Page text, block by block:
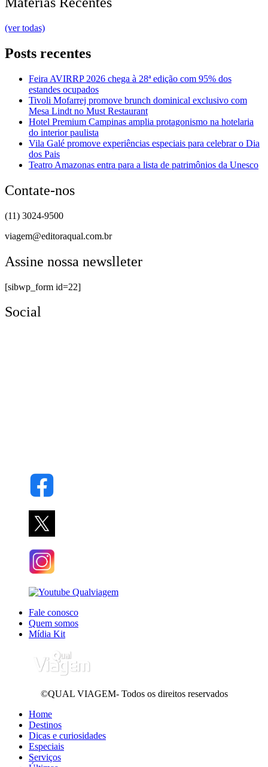
(ver todas)
Posts recentes
Feira AVIRRP 2026 chega à 28ª edição com 95% dos
estandes ocupados
Tivoli Mofarrej promove brunch dominical exclusivo com
Mesa Lindt no Must Restaurant
Hotel Premium Campinas amplia protagonismo na hotelaria
do interior paulista
Vila Galé promove experiências especiais para celebrar o Dia
dos Pais
Teatro Amazonas entra para a lista de patrimônios da Unesco
Contate-nos
(11) 3024-9500
viagem@editoraqual.com.br
Assine nossa newslleter
[sibwp_form id=22]
Social
Fale conosco
Quem somos
Mídia Kit
©QUAL VIAGEM- Todos os direitos reservados
Home
Destinos
Dicas e curiosidades
Especiais
Serviços